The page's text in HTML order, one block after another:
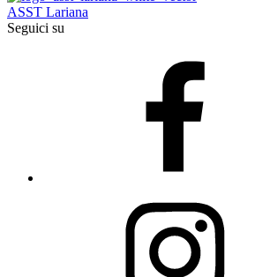
ASST Lariana
Seguici su